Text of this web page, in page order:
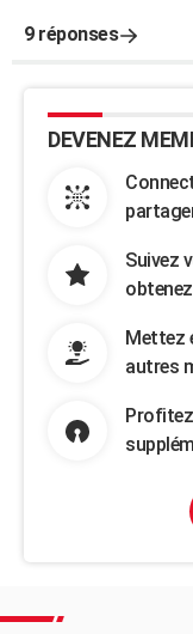
9 réponses
DEVENEZ
Suivez
Mettez
autres